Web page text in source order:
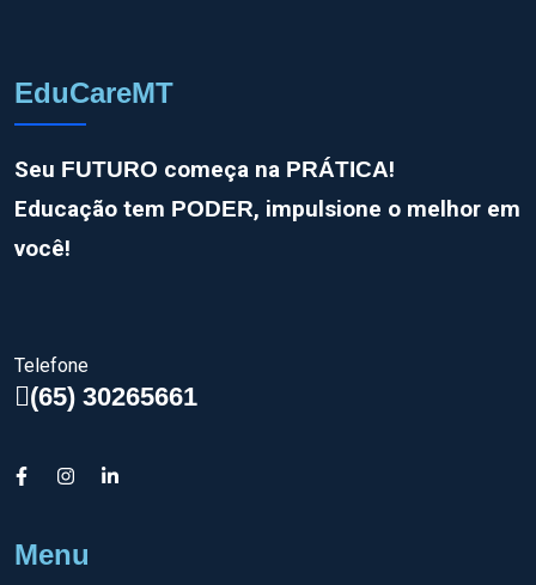
EduCareMT
Seu FUTURO começa na PRÁTICA!
Educação tem PODER, impulsione o melhor em
você!
Telefone
(65) 30265661
Menu